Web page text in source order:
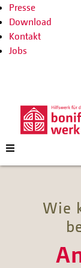
Presse
Download
Kontakt
Jobs
Wie